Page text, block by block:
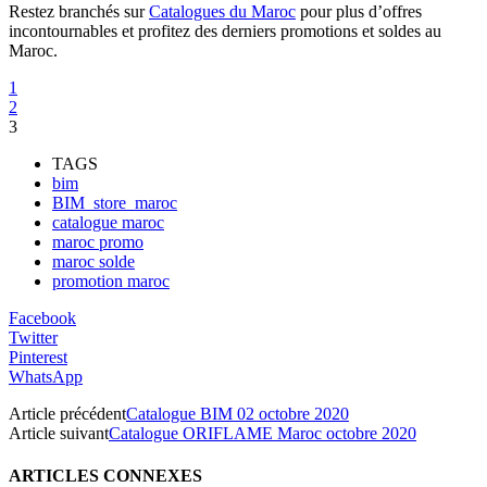
Restez branchés surCatalogues du Maroc pour plus d’offres
incontournables et profitez des derniers promotions et soldes au
Maroc.
1
2
3
TAGS
bim
BIM_store_maroc
catalogue maroc
maroc promo
maroc solde
promotion maroc
Facebook
Twitter
Pinterest
WhatsApp
Article précédentCatalogue BIM 02 octobre 2020
Article suivantCatalogue ORIFLAME Maroc octobre 2020
ARTICLES CONNEXES